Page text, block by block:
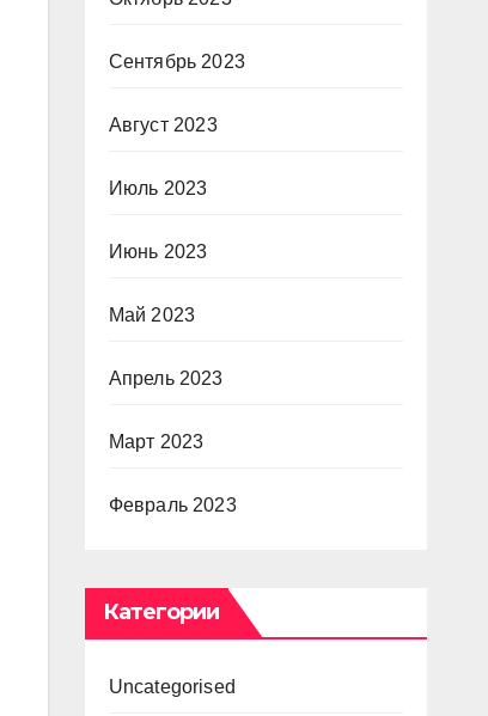
Сентябрь 2023
Август 2023
Июль 2023
Июнь 2023
Май 2023
Апрель 2023
Март 2023
Февраль 2023
Категории
Uncategorised